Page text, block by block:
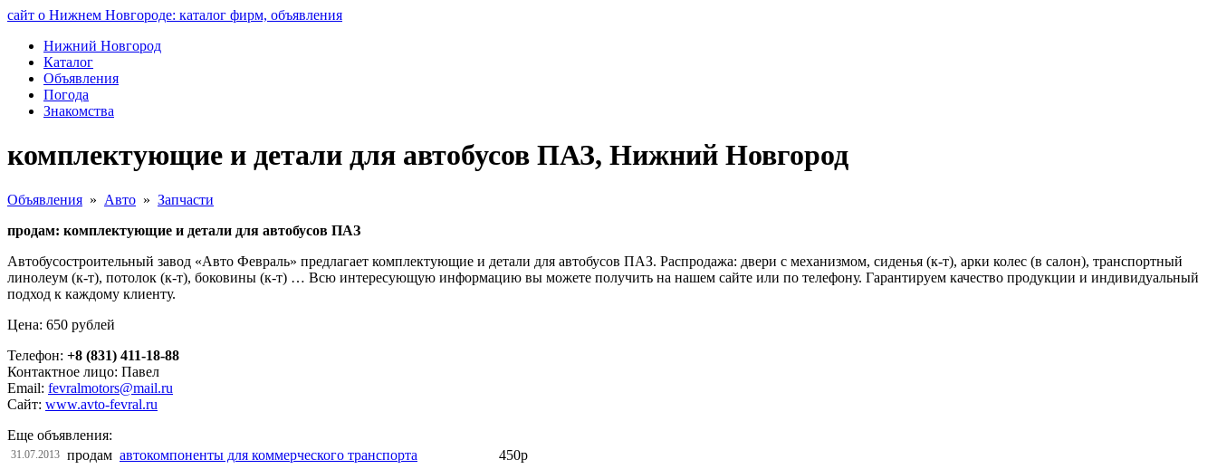
сайт о Нижнем Новгороде: каталог фирм, объявления
Нижний Новгород
Каталог
Объявления
Погода
Знакомства
комплектующие и детали для автобусов ПАЗ, Нижний Новгород
Объявления » Авто » Запчасти
продам: комплектующие и детали для автобусов ПАЗ
Автобусостроительный завод «Авто Февраль» предлагает комплектующие и детали для автобусов ПАЗ. Распродажа: двери с механизмом, сиденья (к-т), арки колес (в салон), транспортный
линолеум (к-т), потолок (к-т), боковины (к-т) … Всю интересующую информацию вы можете получить на нашем сайте или по телефону. Гарантируем качество продукции и индивидуальный
подход к каждому клиенту.
Цена: 650 рублей
Телефон: +8 (831) 411-18-88
Контактное лицо: Павел
Email: fevralmotors@mail.ru
Сайт: www.avto-fevral.ru
Еще объявления:
31.07.2013 продам автокомпоненты для коммерческого транспорта 450р